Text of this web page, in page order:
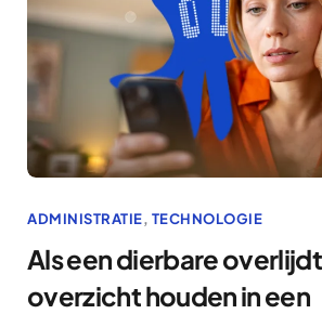
ADMINISTRATIE, TECHNOLOGIE
Als een dierbare
overzicht houden in een